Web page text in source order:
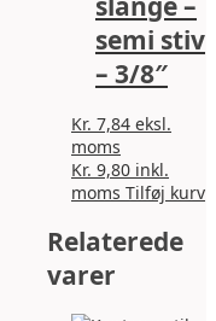
semi stiv
– 3/8″
Kr. 7,84 eksl.
moms
Kr. 9,80 inkl.
moms Tilføj kurv
Relaterede
varer